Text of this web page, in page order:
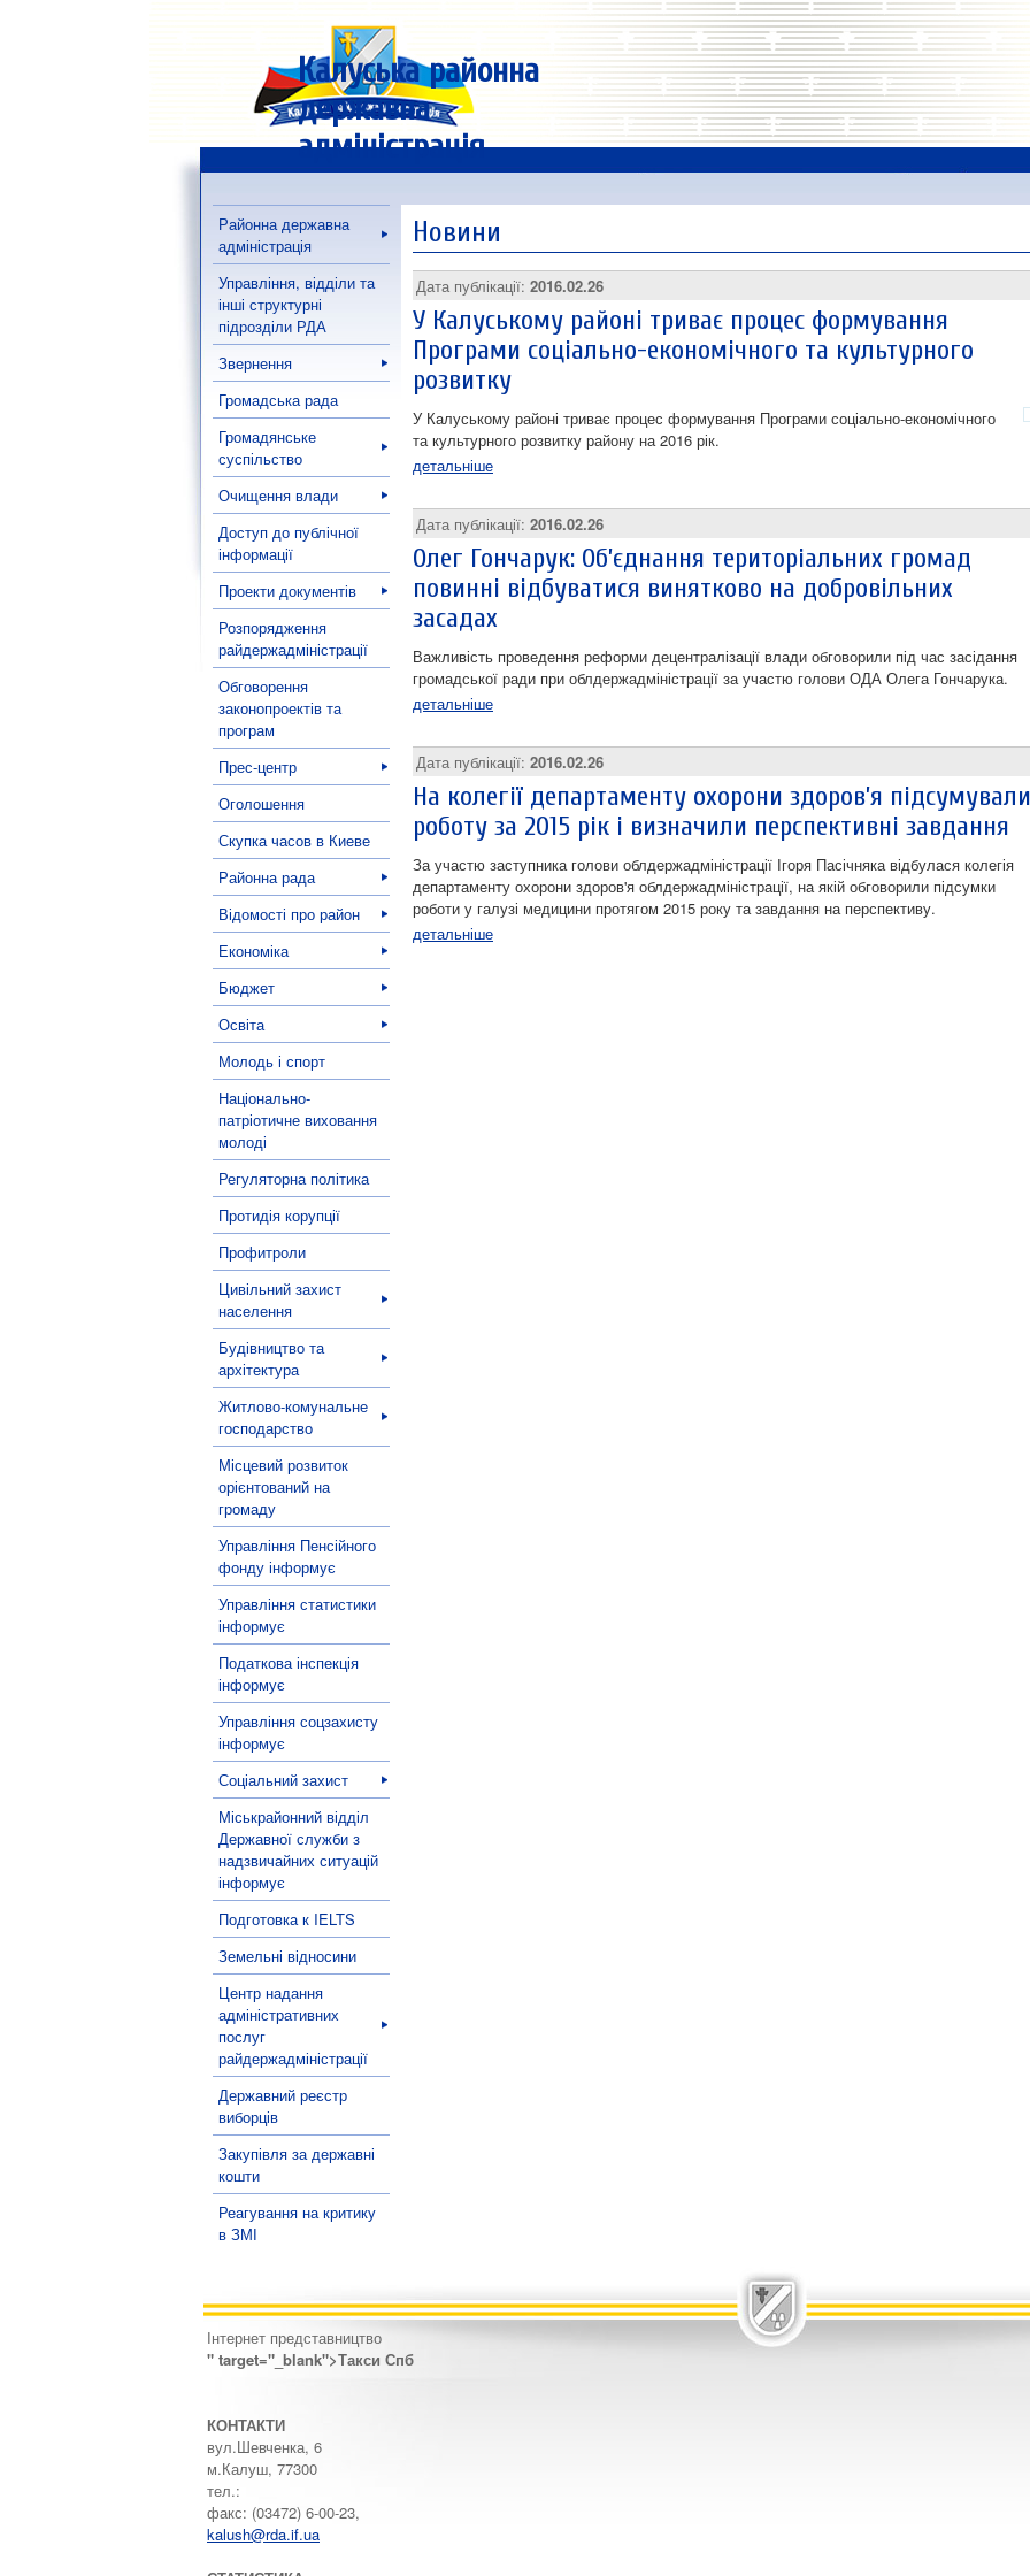
Калуська районна
державна
адміністрація
Районна державна
адміністрація
Управління, відділи та
інші структурні
підрозділи РДА
Звернення
Громадська рада
Громадянське
суспільство
Очищення влади
Доступ до публічної
інформації
Проекти документів
Розпорядження
райдержадміністрації
Обговорення
законопроектів та
програм
Прес-центр
Оголошення
Скупка часов в Киеве
Районна рада
Відомості про район
Економіка
Бюджет
Освіта
Молодь і спорт
Національно-
патріотичне виховання
молоді
Регуляторна політика
Протидія корупції
Профитроли
Цивільний захист
населення
Будівництво та
архітектура
Житлово-комунальне
господарство
Місцевий розвиток
орієнтований на
громаду
Управління Пенсійного
фонду інформує
Управління статистики
інформує
Податкова інспекція
інформує
Управління соцзахисту
інформує
Соціальний захист
Міськрайонний відділ
Державної служби з
надзвичайних ситуацій
інформує
Подготовка к IELTS
Земельні відносини
Центр надання
адміністративних
послуг
райдержадміністрації
Державний реєстр
виборців
Закупівля за державні
кошти
Реагування на критику
в ЗМІ
Новини
Дата публікації: 2016.02.26
У Калуському районі триває процес формування
Програми соціально-економічного та культурного
розвитку
У Калуському районі триває процес формування Програми соціально-економічного
та культурного розвитку району на 2016 рік.
детальніше
Дата публікації: 2016.02.26
Олег Гончарук: Об’єднання територіальних громад
повинні відбуватися винятково на добровільних
засадах
Важливість проведення реформи децентралізації влади обговорили під час засідання
громадської ради при облдержадміністрації за участю голови ОДА Олега Гончарука.
детальніше
Дата публікації: 2016.02.26
На колегії департаменту охорони здоров’я підсумували
роботу за 2015 рік і визначили перспективні завдання
За участю заступника голови облдержадміністрації Ігоря Пасічняка відбулася колегія
департаменту охорони здоров'я облдержадміністрації, на якій обговорили підсумки
роботи у галузі медицини протягом 2015 року та завдання на перспективу.
детальніше
Інтернет представництво
" target="_blank">Такси Спб
КОНТАКТИ
вул.Шевченка, 6
м.Калуш, 77300
тел.:
факс: (03472) 6-00-23,
kalush@rda.if.ua